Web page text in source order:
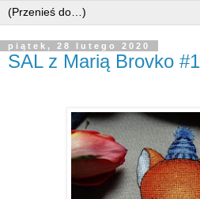
piątek, 28 lutego 2020
SAL z Marią Brovko #1